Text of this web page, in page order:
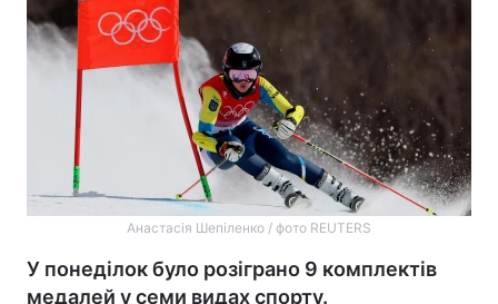
Анастасія Шепіленко / фото REUTERS
У понеділок було розіграно 9 комплектів
медалей у семи видах спорту.